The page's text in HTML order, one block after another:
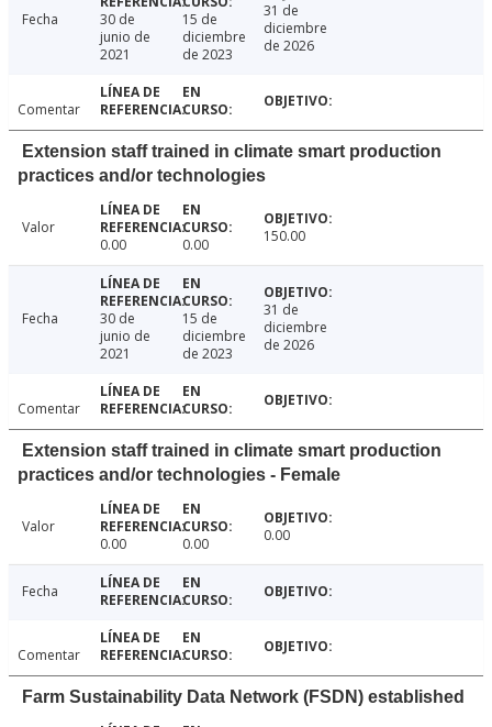
Fecha
30 de
junio de
2021
15 de
diciembre
de 2023
31 de
diciembre
de 2026
Comentar
Extension staff trained in climate smart production
practices and/or technologies
Valor
0.00
0.00 150.00
Fecha
30 de
junio de
2021
15 de
diciembre
de 2023
31 de
diciembre
de 2026
Comentar
Extension staff trained in climate smart production
practices and/or technologies - Female
Valor
0.00
0.00 0.00
Fecha
Comentar
Farm Sustainability Data Network (FSDN) established